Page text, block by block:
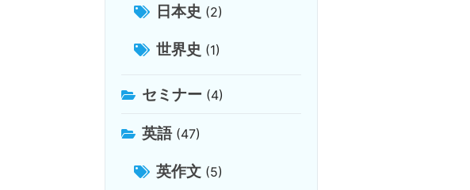
日本史 (2)
世界史 (1)
セミナー (4)
英語(47)
英作文 (5)